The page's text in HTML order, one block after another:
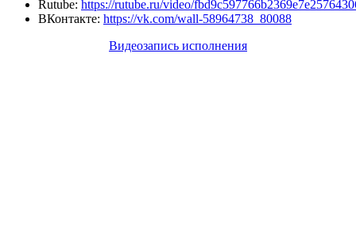
Rutube: https://rutube.ru/video/
ВКонтакте: https://vk.com/wall-58964738_80088
Видеозапись исполнения